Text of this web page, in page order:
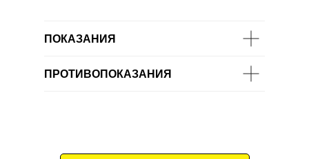
ПОКАЗАНИЯ
ПРОТИВОПОКАЗАНИЯ